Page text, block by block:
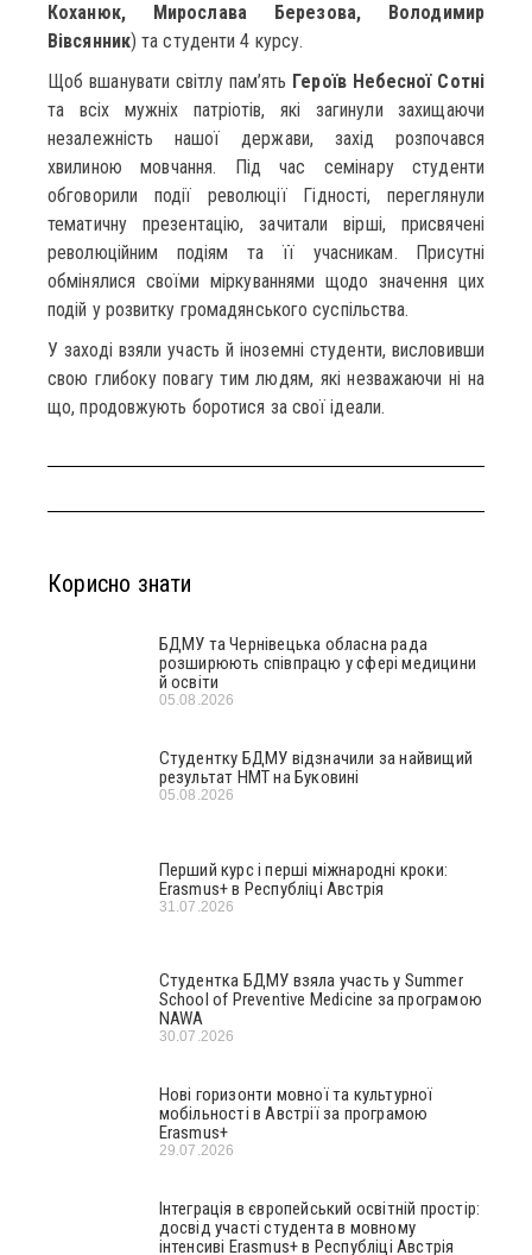
Коханюк, Мирослава Березова, Володимир
Вівсянник) та студенти 4 курсу.
Щоб вшанувати світлу пам’ять Героїв Небесної Сотні
та всіх мужніх патріотів, які загинули захищаючи
незалежність нашої держави, захід розпочався
хвилиною мовчання. Під час семінару студенти
обговорили події революції Гідності, переглянули
тематичну презентацію, зачитали вірші, присвячені
революційним подіям та її учасникам. Присутні
обмінялися своїми міркуваннями щодо значення цих
подій у розвитку громадянського суспільства.
У заході взяли участь й іноземні студенти, висловивши
свою глибоку повагу тим людям, які незважаючи ні на
що, продовжують боротися за свої ідеали.
Корисно знати
БДМУ та Чернівецька обласна рада
розширюють співпрацю у сфері медицини
й освіти
05.08.2026
Студентку БДМУ відзначили за найвищий
результат НМТ на Буковині
05.08.2026
Перший курс і перші міжнародні кроки:
Erasmus+ в Республіці Австрія
31.07.2026
Студентка БДМУ взяла участь у Summer
School of Preventive Medicine за програмою
NAWA
30.07.2026
Нові горизонти мовної та культурної
мобільності в Австрії за програмою
Erasmus+
29.07.2026
Інтеграція в європейський освітній простір:
досвід участі студента в мовному
інтенсиві Erasmus+ в Республіці Австрія